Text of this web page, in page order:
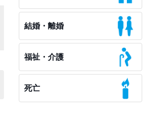
結婚・離婚
福祉・介護
死亡